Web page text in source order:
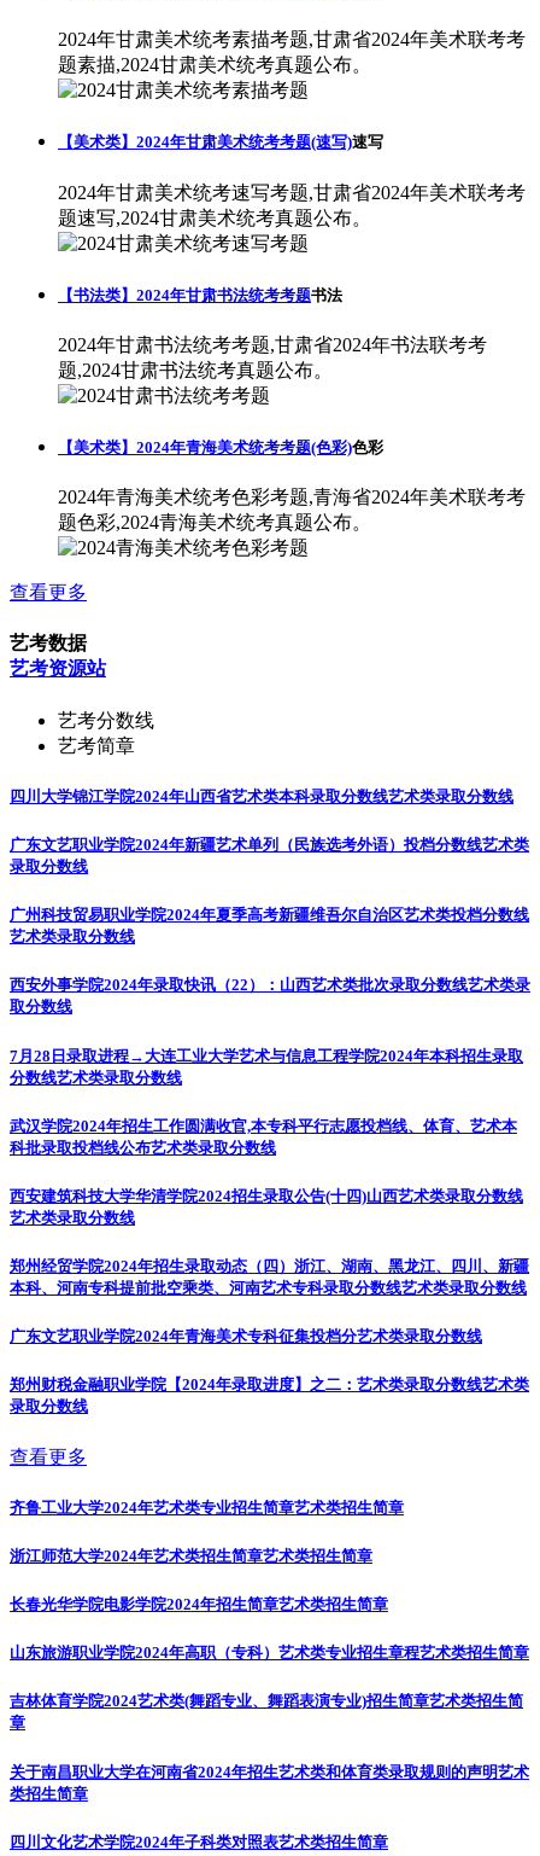
2024年甘肃美术统考素描考题,甘肃省2024年美术联考考
题素描,2024甘肃美术统考真题公布。
【美术类】2024年甘肃美术统考考题(速写)速写
2024年甘肃美术统考速写考题,甘肃省2024年美术联考考
题速写,2024甘肃美术统考真题公布。
【书法类】2024年甘肃书法统考考题书法
2024年甘肃书法统考考题,甘肃省2024年书法联考考
题,2024甘肃书法统考真题公布。
【美术类】2024年青海美术统考考题(色彩)色彩
2024年青海美术统考色彩考题,青海省2024年美术联考考
题色彩,2024青海美术统考真题公布。
查看更多
艺考数据
艺考资源站
艺考分数线
艺考简章
四川大学锦江学院2024年山西省艺术类本科录取分数线艺术类录取分数线
广东文艺职业学院2024年新疆艺术单列（民族选考外语）投档分数线艺术类
录取分数线
广州科技贸易职业学院2024年夏季高考新疆维吾尔自治区艺术类投档分数线
艺术类录取分数线
西安外事学院2024年录取快讯（22）：山西艺术类批次录取分数线艺术类录
取分数线
7月28日录取进程→大连工业大学艺术与信息工程学院2024年本科招生录取
分数线艺术类录取分数线
武汉学院2024年招生工作圆满收官,本专科平行志愿投档线、体育、艺术本
科批录取投档线公布艺术类录取分数线
西安建筑科技大学华清学院2024招生录取公告(十四)山西艺术类录取分数线
艺术类录取分数线
郑州经贸学院2024年招生录取动态（四）浙江、湖南、黑龙江、四川、新疆
本科、河南专科提前批空乘类、河南艺术专科录取分数线艺术类录取分数线
广东文艺职业学院2024年青海美术专科征集投档分艺术类录取分数线
郑州财税金融职业学院【2024年录取进度】之二：艺术类录取分数线艺术类
录取分数线
查看更多
齐鲁工业大学2024年艺术类专业招生简章艺术类招生简章
浙江师范大学2024年艺术类招生简章艺术类招生简章
长春光华学院电影学院2024年招生简章艺术类招生简章
山东旅游职业学院2024年高职（专科）艺术类专业招生章程艺术类招生简章
吉林体育学院2024艺术类(舞蹈专业、舞蹈表演专业)招生简章艺术类招生简
章
关于南昌职业大学在河南省2024年招生艺术类和体育类录取规则的声明艺术
类招生简章
四川文化艺术学院2024年子科类对照表艺术类招生简章